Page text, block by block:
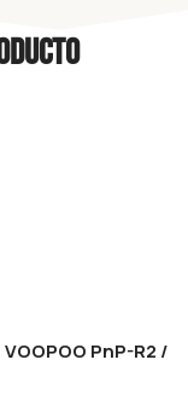
PnP-R2 /